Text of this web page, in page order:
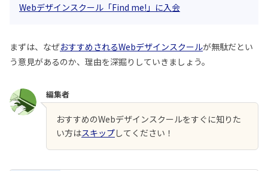
Webデザインスクール「Find me!」に入会
まずは、なぜおすすめされるWebデザインスクールが無駄だとい
う意見があるのか、理由を深掘りしていきましょう。
編集者
おすすめのWebデザインスクールをすぐに知りた
い方はスキップしてください！